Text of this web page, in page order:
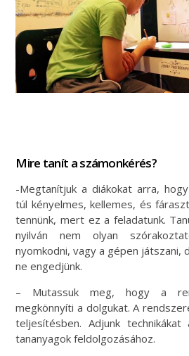
Mire tanít a számonkérés?
-Megtanítjuk a diákokat arra,
túl kényelmes, kellemes, és
tennünk, mert ez a feladatunk.
nyilván nem olyan
nyomkodni, vagy a gépen játszani,
ne engedjünk.
– Mutassuk meg, hogy a
megkönnyíti a dolgukat. A
teljesítésben. Adjunk
tananyagok feldolgozásához.